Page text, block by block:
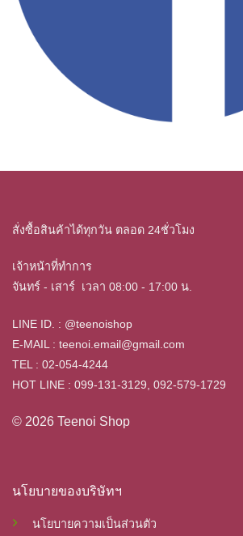
สั่งซื้อสินค้าได้ทุกวัน ตลอด 24ชั่วโมง
เจ้าหน้าที่ทำการ
จันทร์ - เสาร์ เวลา 08:00 - 17:00 น.
LINE ID. : @teenoishop
E-MAIL : teenoi.email@gmail.com
TEL : 02-054-4244
HOT LINE : 099-131-3129, 092-579-1729
© 2026 Teenoi Shop
นโยบายของบริษัทฯ
นโยบายความเป็นส่วนตัว